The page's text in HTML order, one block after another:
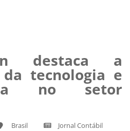
destaca a
tecnologia e
no setor
Brasil Jornal Contábil